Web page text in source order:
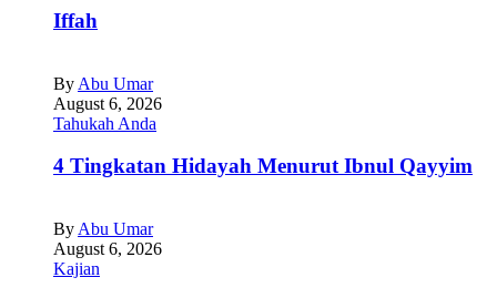
Iffah
By Abu Umar
August 6, 2026
Tahukah Anda
4 Tingkatan Hidayah Menurut Ibnul Qayyim
By Abu Umar
August 6, 2026
Kajian